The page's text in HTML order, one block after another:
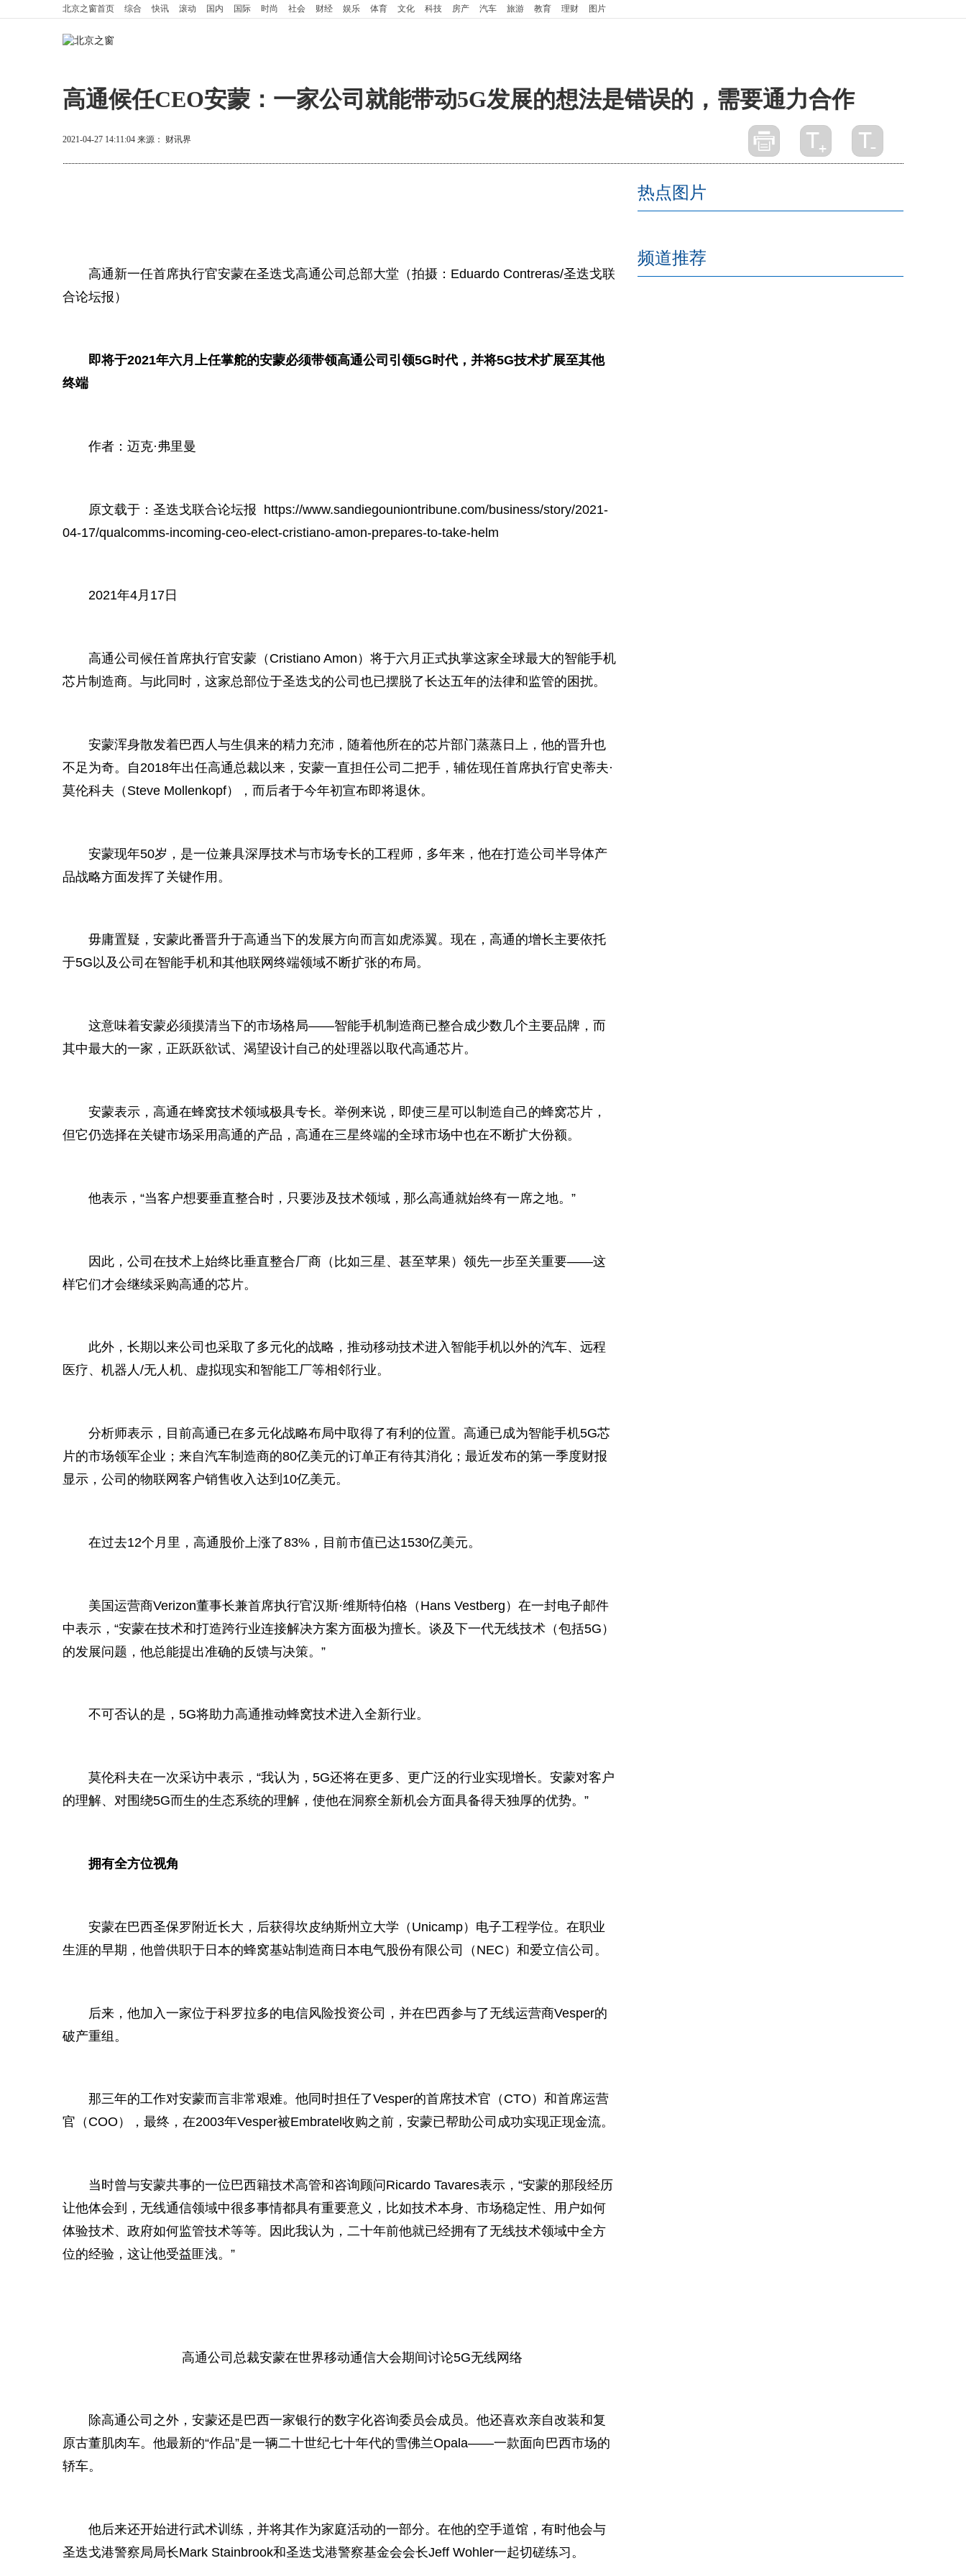
北京之窗首页 综合 快讯 滚动 国内 国际 时尚 社会 财经 娱乐 体育 文化 科技 房产 汽车 旅游 教育 理财 图片
高通候任CEO安蒙：一家公司就能带动5G发展的想法是错误的，需要通力合作
2021-04-27 14:11:04 来源： 财讯界
高通新一任首席执行官安蒙在圣迭戈高通公司总部大堂（拍摄：Eduardo Contreras/圣迭戈联
合论坛报）
即将于2021年六月上任掌舵的安蒙必须带领高通公司引领5G时代，并将5G技术扩展至其他
终端
作者：迈克·弗里曼
原文载于：圣迭戈联合论坛报 https://www.sandiegouniontribune.com/business/story/2021-
04-17/qualcomms-incoming-ceo-elect-cristiano-amon-prepares-to-take-helm
2021年4月17日
高通公司候任首席执行官安蒙（Cristiano Amon）将于六月正式执掌这家全球最大的智能手机
芯片制造商。与此同时，这家总部位于圣迭戈的公司也已摆脱了长达五年的法律和监管的困扰。
安蒙浑身散发着巴西人与生俱来的精力充沛，随着他所在的芯片部门蒸蒸日上，他的晋升也
不足为奇。自2018年出任高通总裁以来，安蒙一直担任公司二把手，辅佐现任首席执行官史蒂夫·
莫伦科夫（Steve Mollenkopf），而后者于今年初宣布即将退休。
安蒙现年50岁，是一位兼具深厚技术与市场专长的工程师，多年来，他在打造公司半导体产
品战略方面发挥了关键作用。
毋庸置疑，安蒙此番晋升于高通当下的发展方向而言如虎添翼。现在，高通的增长主要依托
于5G以及公司在智能手机和其他联网终端领域不断扩张的布局。
这意味着安蒙必须摸清当下的市场格局——智能手机制造商已整合成少数几个主要品牌，而
其中最大的一家，正跃跃欲试、渴望设计自己的处理器以取代高通芯片。
安蒙表示，高通在蜂窝技术领域极具专长。举例来说，即使三星可以制造自己的蜂窝芯片，
但它仍选择在关键市场采用高通的产品，高通在三星终端的全球市场中也在不断扩大份额。
他表示，“当客户想要垂直整合时，只要涉及技术领域，那么高通就始终有一席之地。”
因此，公司在技术上始终比垂直整合厂商（比如三星、甚至苹果）领先一步至关重要——这
样它们才会继续采购高通的芯片。
此外，长期以来公司也采取了多元化的战略，推动移动技术进入智能手机以外的汽车、远程
医疗、机器人/无人机、虚拟现实和智能工厂等相邻行业。
分析师表示，目前高通已在多元化战略布局中取得了有利的位置。高通已成为智能手机5G芯
片的市场领军企业；来自汽车制造商的80亿美元的订单正有待其消化；最近发布的第一季度财报
显示，公司的物联网客户销售收入达到10亿美元。
在过去12个月里，高通股价上涨了83%，目前市值已达1530亿美元。
美国运营商Verizon董事长兼首席执行官汉斯·维斯特伯格（Hans Vestberg）在一封电子邮件
中表示，“安蒙在技术和打造跨行业连接解决方案方面极为擅长。谈及下一代无线技术（包括5G）
的发展问题，他总能提出准确的反馈与决策。”
不可否认的是，5G将助力高通推动蜂窝技术进入全新行业。
莫伦科夫在一次采访中表示，“我认为，5G还将在更多、更广泛的行业实现增长。安蒙对客户
的理解、对围绕5G而生的生态系统的理解，使他在洞察全新机会方面具备得天独厚的优势。”
拥有全方位视角
安蒙在巴西圣保罗附近长大，后获得坎皮纳斯州立大学（Unicamp）电子工程学位。在职业
生涯的早期，他曾供职于日本的蜂窝基站制造商日本电气股份有限公司（NEC）和爱立信公司。
后来，他加入一家位于科罗拉多的电信风险投资公司，并在巴西参与了无线运营商Vesper的
破产重组。
那三年的工作对安蒙而言非常艰难。他同时担任了Vesper的首席技术官（CTO）和首席运营
官（COO），最终，在2003年Vesper被Embratel收购之前，安蒙已帮助公司成功实现正现金流。
当时曾与安蒙共事的一位巴西籍技术高管和咨询顾问Ricardo Tavares表示，“安蒙的那段经历
让他体会到，无线通信领域中很多事情都具有重要意义，比如技术本身、市场稳定性、用户如何
体验技术、 政府如何监管技术等等。因此我认为，二十年前他就已经拥有了无线技术领域中全方
位的经验，这让他受益匪浅。”
高通公司总裁安蒙在世界移动通信大会期间讨论5G无线网络
除高通公司之外，安蒙还是巴西一家银行的数字化咨询委员会成员。他还喜欢亲自改装和复
原古董肌肉车。他最新的“作品”是一辆二十世纪七十年代的雪佛兰Opala——一款面向巴西市场的
轿车。
他后来还开始进行武术训练，并将其作为家庭活动的一部分。在他的空手道馆，有时他会与
圣迭戈港警察局局长Mark Stainbrook和圣迭戈港警察基金会会长Jeff Wohler一起切磋练习 。
热点图片
频道推荐